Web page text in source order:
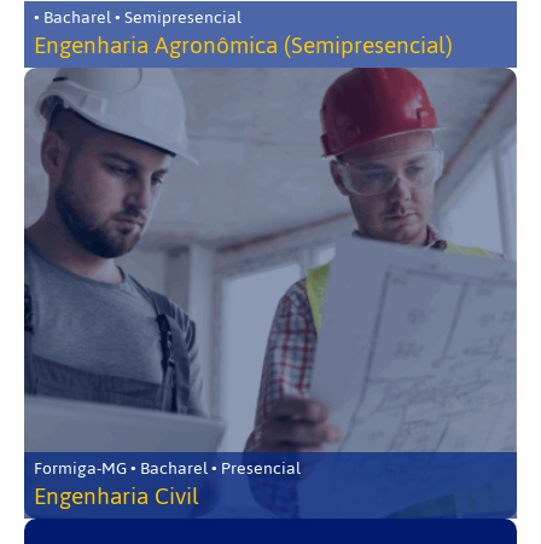
• Bacharel • Semipresencial
Engenharia Agronômica (Semipresencial)
Formiga-MG • Bacharel • Presencial
Engenharia Civil